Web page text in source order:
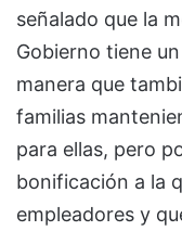
señalado que la
Gobierno tiene
manera que
familias
para ellas, pero
bonificación a la
empleadores y